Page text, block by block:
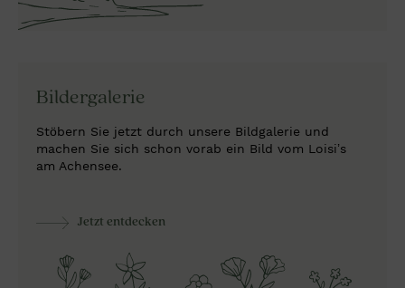
Bildergalerie
Stöbern Sie jetzt durch unsere Bildgalerie und
machen Sie sich schon vorab ein Bild vom Loisi’s
am Achensee.
Jetzt entdecken